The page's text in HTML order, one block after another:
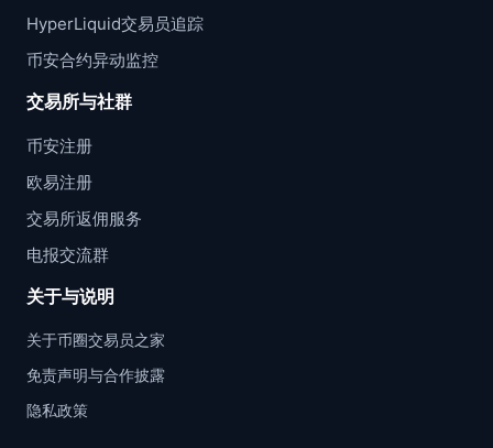
HyperLiquid交易员追踪
币安合约异动监控
交易所与社群
币安注册
欧易注册
交易所返佣服务
电报交流群
关于与说明
关于币圈交易员之家
免责声明与合作披露
隐私政策